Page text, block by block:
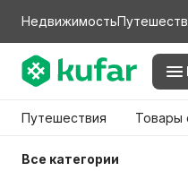
Недвижимость
Путешествия Товары
Все категории